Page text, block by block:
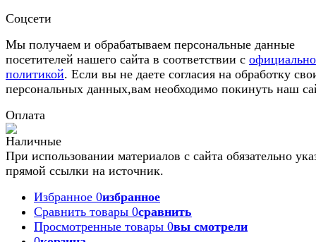
Соцсети
Мы получаем и обрабатываем персональные данные
посетителей нашего сайта в соответствии с
политикой. Если вы не даете согласия на обработку
персональных данных,вам необходимо покинуть наш
Оплата
При использовании материалов с сайта обязательно
прямой ссылки на источник.
Избранное 0избранное
Сравнить товары 0сравнить
Просмотренные товары 0вы смотрели